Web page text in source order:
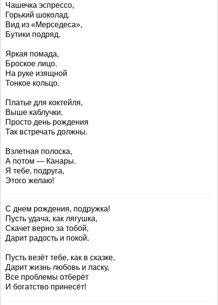
Чашечка эспрессо,
Горький шоколад.
Вид из «Мерседеса»,
Бутики подряд.
Яркая помада,
Броское лицо.
На руке изящной
Тонкое кольцо.
Платье для коктейля,
Выше каблучки.
Просто день рождения
Так встречать должны.
Взлетная полоска,
А потом — Канары.
Я тебе, подруга,
Этого желаю!
С днем рождения, подружка!
Пусть удача, как лягушка,
Скачет верно за тобой,
Дарит радость и покой.
Пусть везёт тебе, как в сказке,
Дарит жизнь любовь и ласку,
Все проблемы отберёт
И богатство принесёт!